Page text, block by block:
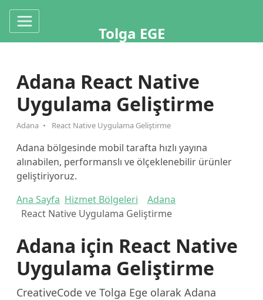
Tolga EGE
Adana React Native
Uygulama Geliştirme
Adana React Native Uygulama Geliştirme
Adana bölgesinde mobil tarafta hızlı yayına
alınabilen, performanslı ve ölçeklenebilir ürünler
geliştiriyoruz.
Ana Sayfa Hizmet Bölgeleri
Adana
React Native Uygulama Geliştirme
Adana için React Native
Uygulama Geliştirme
CreativeCode ve Tolga Ege olarak Adana